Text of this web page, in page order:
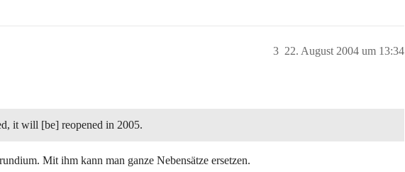
22. August 2004 um 13:34
3
it will [be] reopened in 2005.
Mit ihm kann man ganze Nebensätze ersetzen.